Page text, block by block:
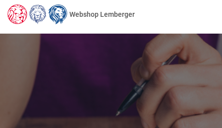
Webshop Lemberger